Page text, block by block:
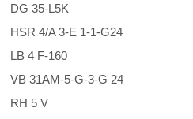
DG 35-L5K
HSR 4/A 3-E 1-1-G24
LB 4 F-160
VB 31AM-5-G-3-G 24
RH 5 V